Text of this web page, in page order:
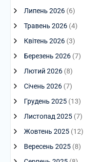
Липень 2026(6)
Травень 2026(4)
Квітень 2026(3)
Березень 2026(7)
Лютий 2026(8)
Січень 2026(7)
Грудень 2025(13)
Листопад 2025(7)
Жовтень 2025(12)
Вересень 2025(8)